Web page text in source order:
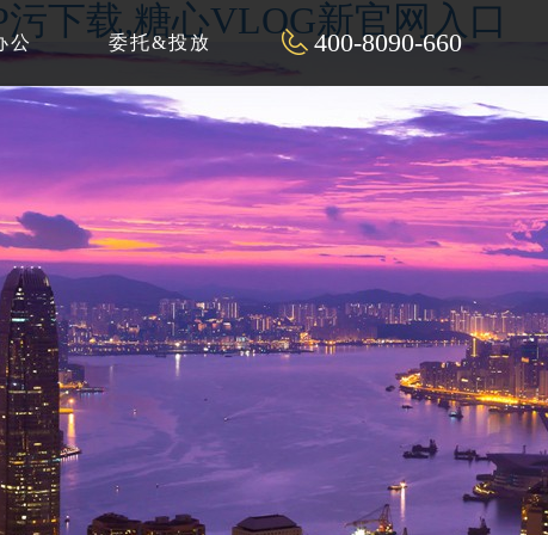
下载,糖心VLOG新官网入口
400-8090-660
公 委托&投放